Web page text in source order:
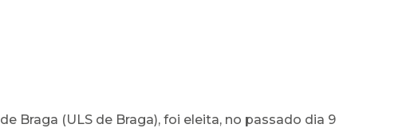
Braga (ULS de Braga), foi eleita, no passado dia 9